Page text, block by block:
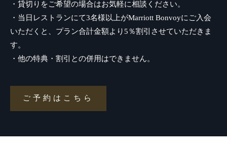
・貸切りをご希望の場合はお気軽に相談ください。
・当日レストランにて3名様以上がMarriott Bonvoyにご入会
いただくと、プラン合計金額より5％割引させていただきま
す。
・他の特典・割引との併用はできません。
ご予約はこちら
ご
予
こ